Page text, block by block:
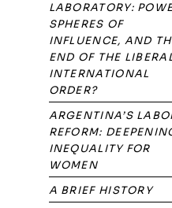
LABORATORY:
SPHERES OF
INFLUENCE, AND
END OF THE
INTERNATIONAL
ORDER?
ARGENTINA’S
REFORM:
INEQUALITY FOR
WOMEN
A BRIEF HISTORY